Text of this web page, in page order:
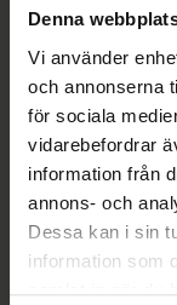
Denna
Vi använder
och annonserna
för sociala
vidarebefordrar
information från
annons- och
Dessa kan i sin
information som
samlat in när du
personliga
EM49 är
du kan
påresan.
med ett
fördelarna
var som